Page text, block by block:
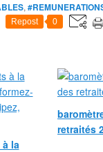
,
Repost 0
la
retraités